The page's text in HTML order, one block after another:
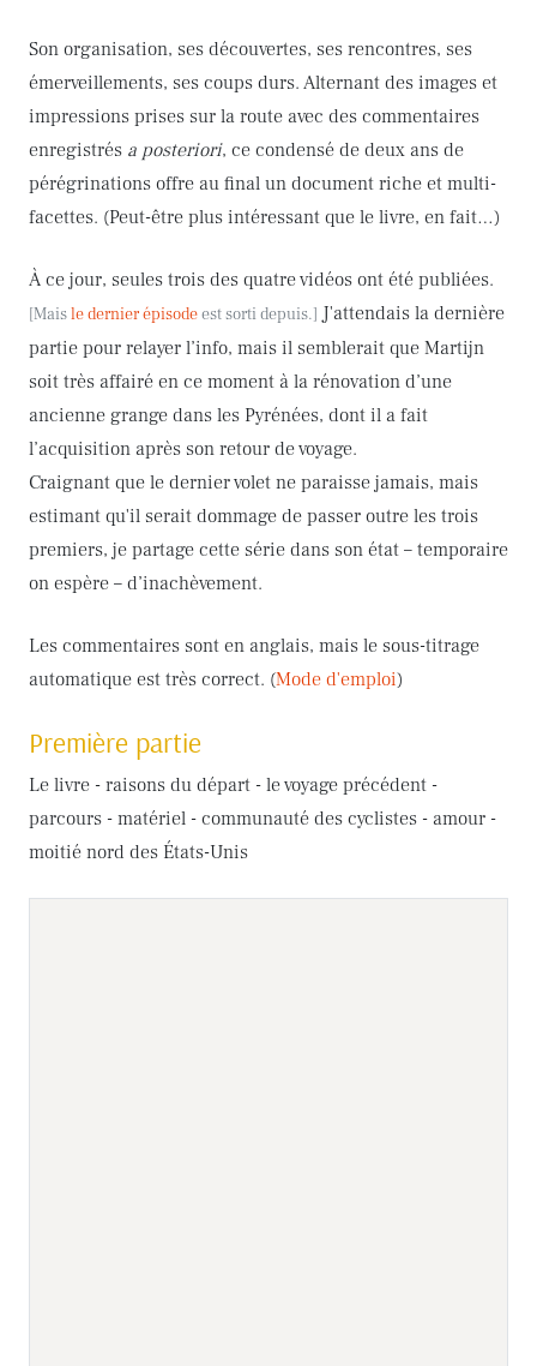
Son organisation, ses découvertes, ses rencontres, ses
émerveillements, ses coups durs. Alternant des images et
impressions prises sur la route avec des commentaires
enregistrés a posteriori, ce condensé de deux ans de
pérégrinations offre au final un document riche et multi-
facettes. (Peut-être plus intéressant que le livre, en fait…)
À ce jour, seules trois des quatre vidéos ont été publiées.
[Maisle dernier épisodeest sorti depuis.] J'attendais la dernière
partie pour relayer l’info, mais il semblerait que Martijn
soit très affairé en ce moment à la rénovation d’une
ancienne grange dans les Pyrénées, dont il a fait
l’acquisition après son retour de voyage.
Craignant que le dernier volet ne paraisse jamais, mais
estimant qu'il serait dommage de passer outre les trois
premiers, je partage cette série dans son état – temporaire
on espère – d’inachèvement.
Les commentaires sont en anglais, mais le sous-titrage
automatique est très correct. (Mode d'emploi)
Première partie
Le livre - raisons du départ - le voyage précédent -
parcours - matériel - communauté des cyclistes - amour -
moitié nord des États-Unis